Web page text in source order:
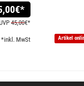
€*
45,00€*
*inkl. MwSt Artikel